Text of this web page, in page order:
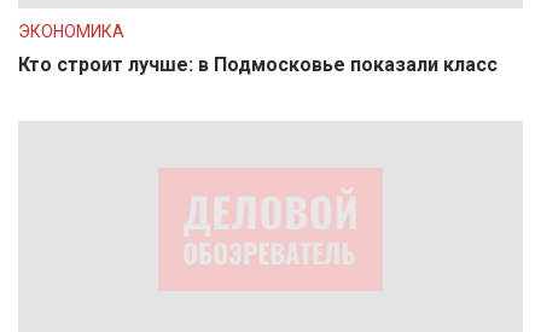
ЭКОНОМИКА
Кто строит лучше: в Подмосковье показали класс